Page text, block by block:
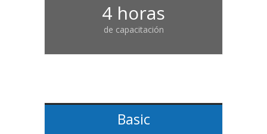
4 horas
de capacitación
Basic